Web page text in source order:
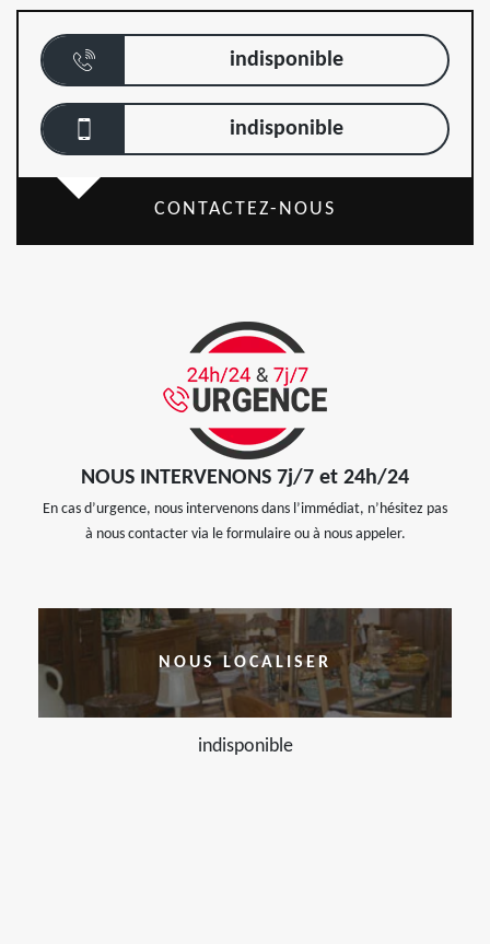
indisponible
indisponible
CONTACTEZ-NOUS
NOUS INTERVENONS 7j/7 et 24h/24
En cas d’urgence, nous intervenons dans l’immédiat, n’hésitez pas
à nous contacter via le formulaire ou à nous appeler.
NOUS LOCALISER
indisponible